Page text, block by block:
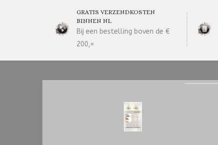
GRATIS VERZENDKOSTEN
BINNEN NL
Bij een bestelling boven de €
200,=